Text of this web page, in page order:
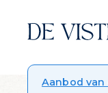
Aanbod van